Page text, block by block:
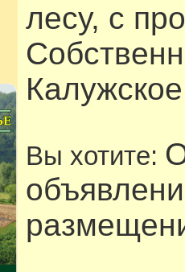
лесу, с
Вы хотите: